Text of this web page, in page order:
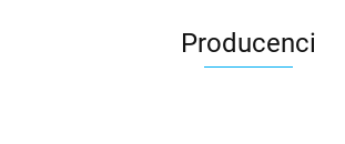
Producenci